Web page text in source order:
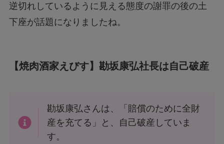
逆切れしているように見える態度の謝罪の後の土
下座が話題になりましたね。
【焼肉酒家えびす】勘坂康弘社長は自己破産
勘坂康弘さんは、「賠償のために全財
産を充てる」と、自己破産していま
す。